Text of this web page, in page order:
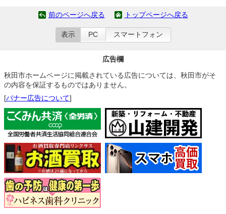
前のページへ戻る トップページへ戻る
表示 PC スマートフォン
広告欄
秋田市ホームページに掲載されている広告については、秋田市がそ
の内容を保証するものではありません。
[バナー広告について]